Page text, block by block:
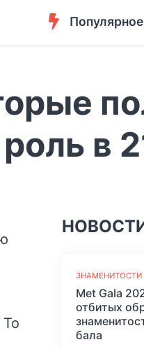
Популярное
в
ЗНАМЕНИТОСТИ
Met Gala
отбитых
бала